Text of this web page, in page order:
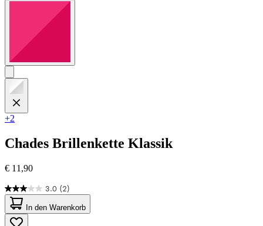
+2
Chades Brillenkette Klassik
€ 11,90
3.0 (2)
3.0
von
5
In den Warenkorb